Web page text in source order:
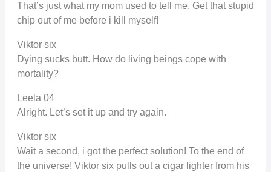
That’s just what my mom used to tell me. Get that stupid
chip out of me before i kill myself!
Viktor six
Dying sucks butt. How do living beings cope with
mortality?
Leela 04
Alright. Let’s set it up and try again.
Viktor six
Wait a second, i got the perfect solution! To the end of
the universe! Viktor six pulls out a cigar lighter from his